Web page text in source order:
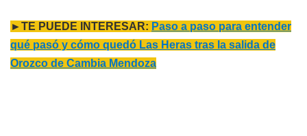
►TE PUEDE INTERESAR: Paso a paso para entender
qué pasó y cómo quedó Las Heras tras la salida de
Orozco de Cambia Mendoza